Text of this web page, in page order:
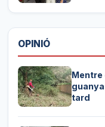
OPINIÓ
Mentre
tard